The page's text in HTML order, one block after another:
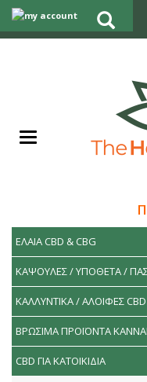
ΕΛΑΙΑ CBD & CBG
ΚΑΨΟΥΛΕΣ / ΥΠΟΘΕΤΑ /
ΚΑΛΛΥΝΤΙΚΑ / ΑΛΟΙΦΕΣ CBD
ΒΡΩΣΙΜΑ ΠΡΟΪΟΝΤΑ
CBD ΓΙΑ ΚΑΤΟΙΚΙΔΙΑ